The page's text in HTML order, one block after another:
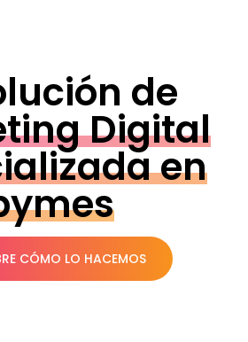
de
Digital
en
CÓMO LO HACEMOS